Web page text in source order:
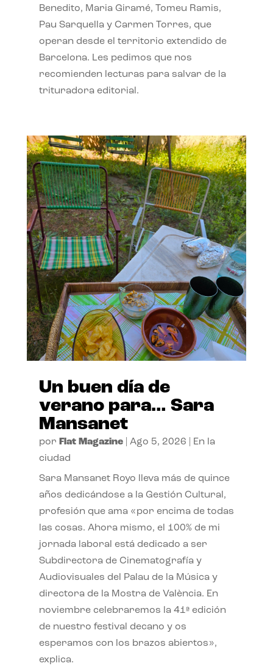
Benedito, Maria Giramé, Tomeu Ramis,
Pau Sarquella y Carmen Torres, que
operan desde el territorio extendido de
Barcelona. Les pedimos que nos
recomienden lecturas para salvar de la
trituradora editorial.
Un buen día de
verano para… Sara
Mansanet
por Flat Magazine| Ago 5, 2026
En la
ciudad
Sara Mansanet Royo lleva más de quince
años dedicándose a la Gestión Cultural,
profesión que ama «por encima de todas
las cosas. Ahora mismo, el 100% de mi
jornada laboral está dedicado a ser
Subdirectora de Cinematografía y
Audiovisuales del Palau de la Música y
directora de la Mostra de València. En
noviembre celebraremos la 41ª edición
de nuestro festival decano y os
esperamos con los brazos abiertos»,
explica.